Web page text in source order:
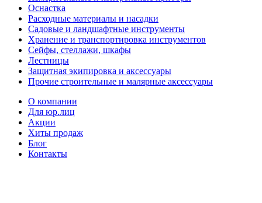
Оснастка
Расходные материалы и насадки
Садовые и ландшафтные инструменты
Хранение и транспортировка инструментов
Сейфы, стеллажи, шкафы
Лестницы
Защитная экипировка и аксессуары
Прочие строительные и малярные аксессуары
О компании
Для юр.лиц
Акции
Хиты продаж
Блог
Контакты